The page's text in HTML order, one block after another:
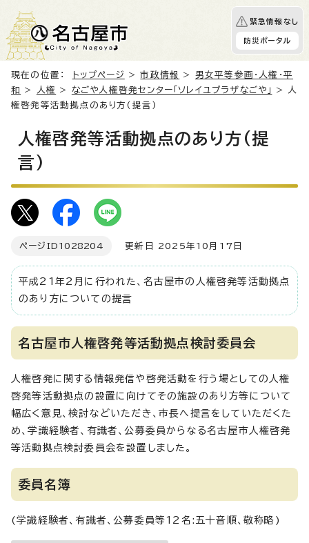
緊急情報なし
防災ポータル
現在の位置： トップページ >市政情報 > 男女平等参画・人権・平
和
> 人権 > なごや人権啓発センター「ソレイユプラザなごや」
> 人
権啓発等活動拠点のあり方(提言)
人権啓発等活動拠点のあり方(提
言)
ページID 1028204 更新日 2025年10月17日
平成21年2月に行われた、名古屋市の人権啓発等活動拠点
のあり方についての提言
名古屋市人権啓発等活動拠点検討委員会
人権啓発に関する情報発信や啓発活動を行う場としての人権
啓発等活動拠点の設置に向けてその施設のあり方等について
幅広く意見、検討などいただき、市長へ提言をしていただくた
め、学識経験者、有識者、公募委員からなる名古屋市人権啓発
等活動拠点検討委員会を設置しました。
委員名簿
(学識経験者、有識者、公募委員等12名:五十音順、敬称略)